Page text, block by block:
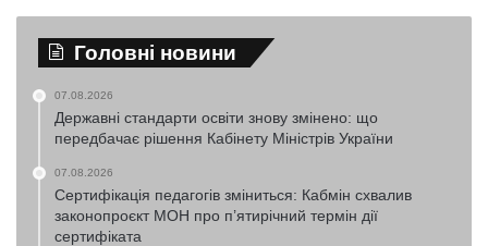
Головні новини
07.08.2026
Державні стандарти освіти знову змінено: що
передбачає рішення Кабінету Міністрів України
07.08.2026
Сертифікація педагогів зміниться: Кабмін схвалив
законопроєкт МОН про п’ятирічний термін дії
сертифіката